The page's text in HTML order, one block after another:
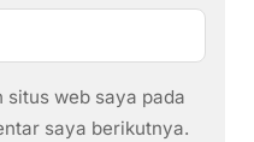
situs web saya pada
saya berikutnya.